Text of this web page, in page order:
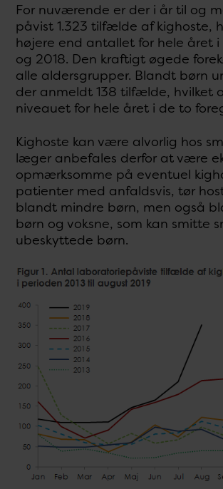
For nuværende er der i år til og
påvist 1.323 tilfælde af kighoste,
højere end antallet for hele året i
og 2018. Den kraftigt øgede
alle aldersgrupper. Blandt børn
der anmeldt 138 tilfælde, hvilket
niveauet for hele året i de to
Kighoste kan være alvorlig hos
læger anbefales derfor at være
opmærksomme på eventuel
patienter med anfaldsvis, tør
blandt mindre børn, men også
børn og voksne, som kan smitte
ubeskyttede børn.